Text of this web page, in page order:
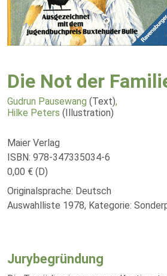
Die Not der
Gudrun Pausewang (Text),
Hilke Peters (Illustration)
Maier Verlag
ISBN: 978-347335034-6
0,00 € (D)
Originalsprache: Deutsch
Auswahlliste 1978, Kategorie:
Jurybegründung